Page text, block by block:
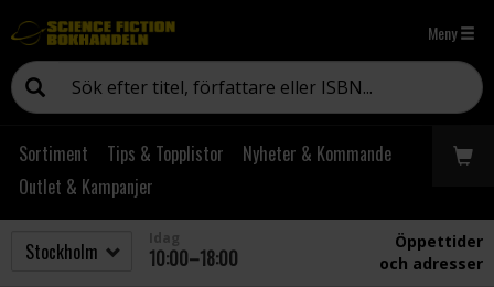
Meny
Sortiment Tips & Topplistor
Nyheter & Kommande
Outlet & Kampanjer
10:00–18:00
Öppettider
och adresser